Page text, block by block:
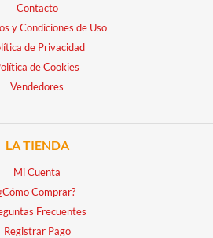
Contacto
y Condiciones de Uso
de Privacidad
de Cookies
Vendedores
LA TIENDA
Mi Cuenta
Comprar?
Frecuentes
Registrar Pago